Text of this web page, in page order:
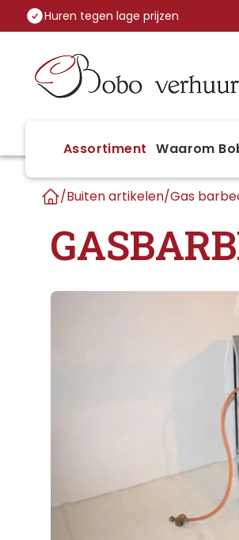
Huren tegen lage prijzen
Assortiment Waarom
/Buiten artikelen/Gas